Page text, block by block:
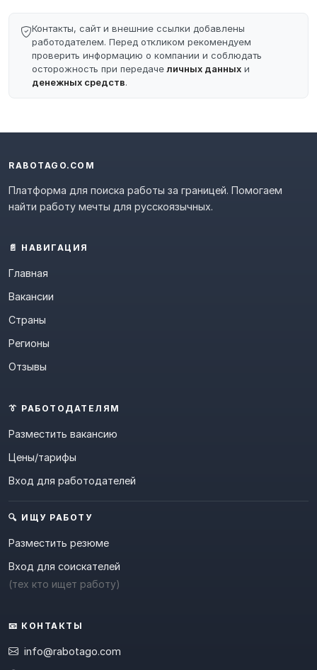
Контакты, сайт и внешние ссылки добавлены
работодателем. Перед откликом рекомендуем
проверить информацию о компании и соблюдать
осторожность при передачеличных данных и
денежных средств.
RABOTAGO.COM
Платформа для поиска работы за границей. Помогаем
найти работу мечты для русскоязычных.
📄 НАВИГАЦИЯ
Главная
Вакансии
Страны
Регионы
Отзывы
👔 РАБОТОДАТЕЛЯМ
Разместить вакансию
Цены/тарифы
Вход для работодателей
🔍 ИЩУ РАБОТУ
Разместить резюме
Вход для соискателей
(тех кто ищет работу)
📧 КОНТАКТЫ
info@rabotago.com